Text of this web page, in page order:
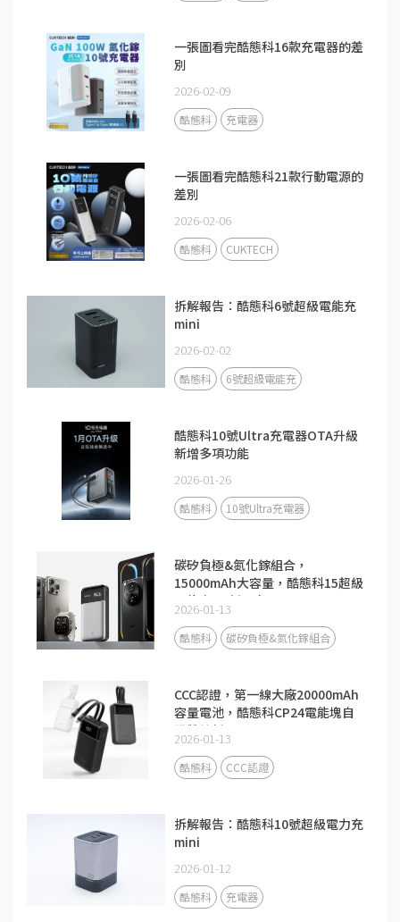
一張圖看完酷態科16款充電器的差
別
2026-02-09
酷態科 充電器
一張圖看完酷態科21款行動電源的
差別
2026-02-06
酷態科 CUKTECH
拆解報告：酷態科6號超級電能充
mini
2026-02-02
酷態科 6號超級電能充
酷態科10號Ultra充電器OTA升級
新增多項功能
2026-01-26
酷態科 10號Ultra充電器
碳矽負極&氮化鎵組合，
15000mAh大容量，酷態科15超級
電能卡Air新品來了！
2026-01-13
酷態科 碳矽負極&氮化鎵組合
CCC認證，第一線大廠20000mAh
容量電池，酷態科CP24電能塊自
備雙線新品
2026-01-13
酷態科 CCC認證
拆解報告：酷態科10號超級電力充
mini
2026-01-12
酷態科 充電器